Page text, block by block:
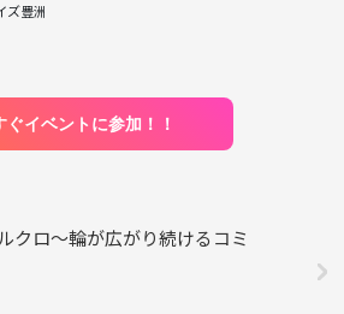
ズ豊洲
ぐイベントに参加！！
クロ〜輪が広がり続けるコミ